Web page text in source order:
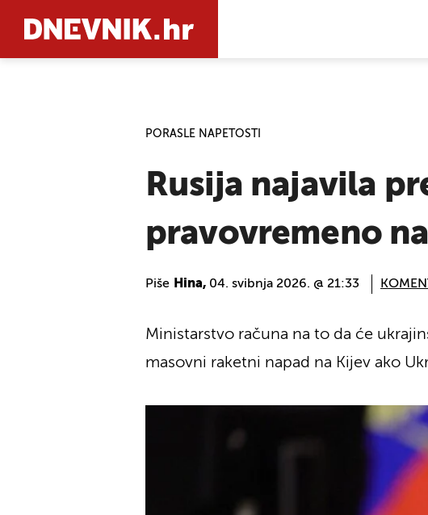
PORASLE NAPETOSTI
Rusija najavila
pravovremeno
Piše Hina, 04. svibnja 2026. @ 21:33
Ministarstvo računa na to da će
masovni raketni napad na Kijev ako